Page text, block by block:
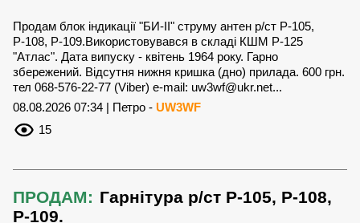
Продам блок індикації "БИ-ІІ" струму антен р/ст Р-105,
Р-108, Р-109.Використовувався в складі КШМ Р-125
"Атлас". Дата випуску - квітень 1964 року. Гарно
збережений. Відсутня нижня кришка (дно) прилада. 600 грн.
тел 068-576-22-77 (Viber) e-mail: uw3wf@ukr.net...
08.08.2026 07:34 | Петро - UW3WF
15
ПРОДАМ: Гарнітура р/ст Р-105, Р-108,
Р-109.